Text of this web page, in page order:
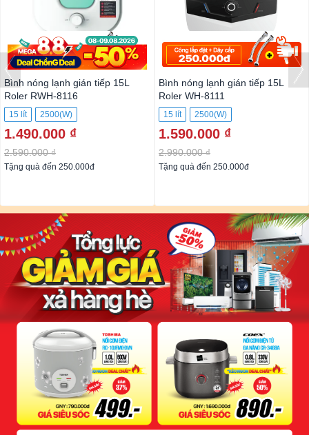
Bình nóng lạnh gián tiếp 15L
Roler RWH-8116
15 lít 2500(W)
1.490.000 ₫
2.590.000 ₫
Tặng quà đến 250.000đ
Bình nóng lạnh gián tiếp 15L
Roler WH-8111
15 lít 2500(W)
1.590.000 ₫
2.990.000 ₫
Tặng quà đến 250.000đ